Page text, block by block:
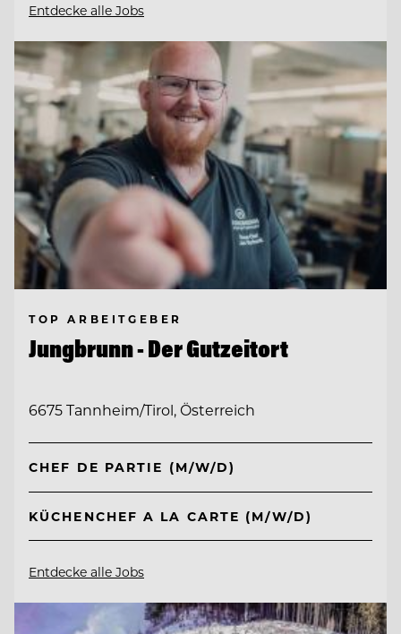
Entdecke alle Jobs
TOP ARBEITGEBER
Jungbrunn - Der Gutzeitort
6675 Tannheim/Tirol, Österreich
CHEF DE PARTIE (M/W/D)
KÜCHENCHEF A LA CARTE (M/W/D)
Entdecke alle Jobs